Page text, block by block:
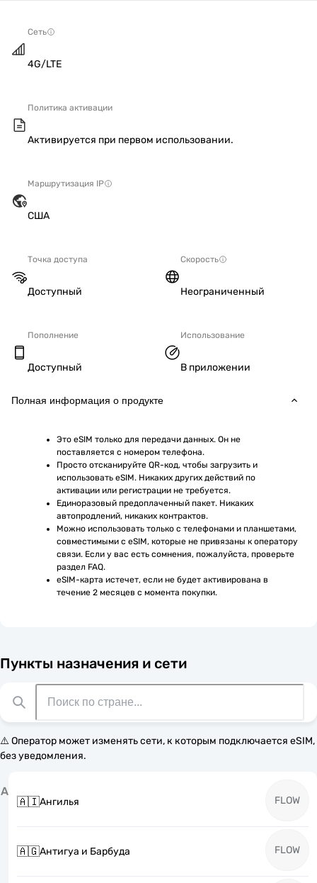
Сеть
4G/LTE
Политика активации
Активируется при первом использовании.
Маршрутизация IP
США
Точка доступа
Доступный
Скорость
Неограниченный
Пополнение
Доступный
Использование
В приложении
Полная информация о продукте
Это eSIM только для передачи данных. Он не
поставляется с номером телефона.
Просто отсканируйте QR-код, чтобы загрузить и
использовать eSIM. Никаких других действий по
активации или регистрации не требуется.
Единоразовый предоплаченный пакет. Никаких
автопродлений, никаких контрактов.
Можно использовать только с телефонами и планшетами,
совместимыми с eSIM, которые не привязаны к оператору
связи. Если у вас есть сомнения, пожалуйста, проверьте
раздел FAQ.
eSIM-карта истечет, если не будет активирована в
течение 2 месяцев с момента покупки.
Пункты назначения и сети
⚠️ Оператор может изменять сети, к которым подключается eSIM,
без уведомления.
А
🇦🇮Ангилья FLOW
🇦🇬Антигуа и Барбуда FLOW